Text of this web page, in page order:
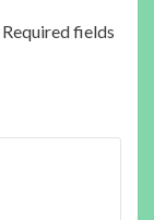
Required fields